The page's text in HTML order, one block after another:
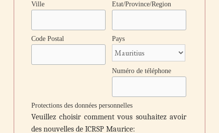
Ville Etat/Province/Region
Code Postal Pays
Numéro de téléphone
Protections des données personnelles
Veuillez choisir comment vous souhaitez avoir
des nouvelles de ICRSP Maurice: